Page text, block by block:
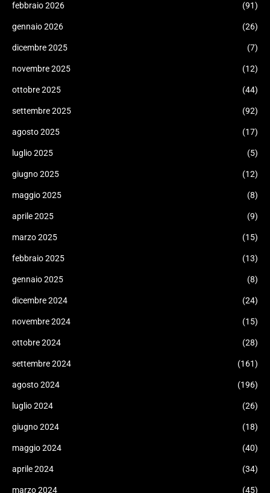
febbraio 2026 (91)
gennaio 2026 (26)
dicembre 2025 (7)
novembre 2025 (12)
ottobre 2025 (44)
settembre 2025 (92)
agosto 2025 (17)
luglio 2025 (5)
giugno 2025 (12)
maggio 2025 (8)
aprile 2025 (9)
marzo 2025 (15)
febbraio 2025 (13)
gennaio 2025 (8)
dicembre 2024 (24)
novembre 2024 (15)
ottobre 2024 (28)
settembre 2024 (161)
agosto 2024 (196)
luglio 2024 (26)
giugno 2024 (18)
maggio 2024 (40)
aprile 2024 (34)
marzo 2024 (45)